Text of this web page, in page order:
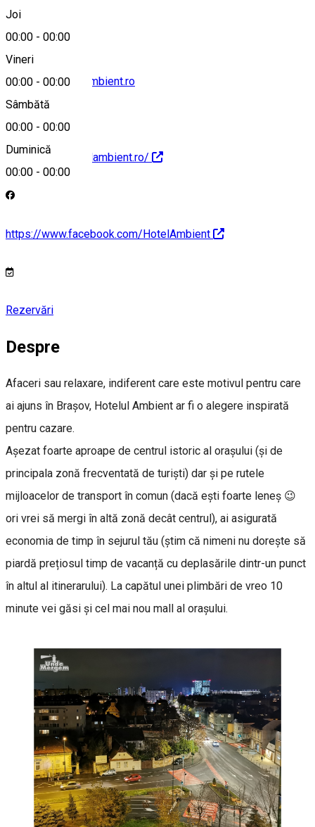
Joi
00:00 - 00:00
Vineri
00:00 - 00:00
Sâmbătă
00:00 - 00:00
Duminică
00:00 - 00:00
rezervari@hotelambient.ro
https://www.hotelambient.ro/
https://www.facebook.com/HotelAmbient
Rezervări
Despre
Afaceri sau relaxare, indiferent care este motivul pentru care
ai ajuns în Brașov, Hotelul Ambient ar fi o alegere inspirată
pentru cazare.
Așezat foarte aproape de centrul istoric al orașului (și de
principala zonă frecventată de turiști) dar și pe rutele
mijloacelor de transport în comun (dacă ești foarte leneș 😉
ori vrei să mergi în altă zonă decât centrul), ai asigurată
economia de timp în sejurul tău (știm că nimeni nu dorește să
piardă prețiosul timp de vacanță cu deplasările dintr-un punct
în altul al itinerarului). La capătul unei plimbări de vreo 10
minute vei găsi şi cel mai nou mall al oraşului.